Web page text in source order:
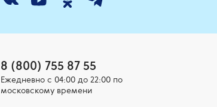
8 (800) 755 87 55
Ежедневно c 04:00 до 22:00 по
московскому времени